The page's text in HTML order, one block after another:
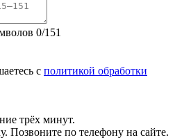
0/151
с политикой обработки
трёх минут.
Позвоните по телефону на сайте.